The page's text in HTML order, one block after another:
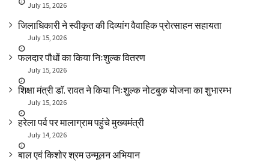
July 15, 2026
जिलाधिकारी ने स्वीकृत की दिव्यांग वैवाहिक प्रोत्साहन सहायता
July 15, 2026
फलदार पौधों का किया निःशुल्क वितरण
July 15, 2026
शिक्षा मंत्री डाॅ. रावत ने किया निःशुल्क नोटबुक योजना का शुभारम्भ
July 15, 2026
हरेला पर्व पर मालाग्राम पहुंचे मुख्यमंत्री
July 14, 2026
बाल एवं किशोर श्रम उन्मूलन अभियान